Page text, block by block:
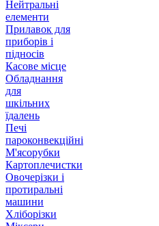
Нейтральні
елементи
Прилавок для
приборів і
підносів
Касове місце
Обладнання
для
шкільних
їдалень
Печі
пароконвекційні
М'ясорубки
Картоплечистки
Овочерізки і
протиральні
машини
Хліборізки